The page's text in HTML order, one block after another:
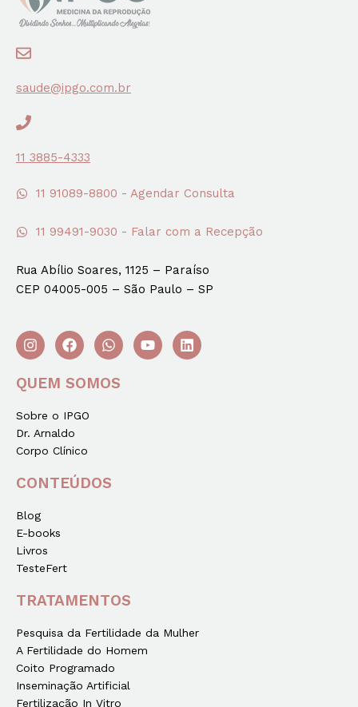
saude@ipgo.com.br
11 3885-4333
11 91089-8800 - Agendar Consulta
11 99491-9030 - Falar com a Recepção
Rua Abílio Soares, 1125 – Paraíso
CEP 04005-005 – São Paulo – SP
QUEM SOMOS
Sobre o IPGO
Dr. Arnaldo
Corpo Clínico
CONTEÚDOS
Blog
E-books
Livros
TesteFert
TRATAMENTOS
Pesquisa da Fertilidade da Mulher
A Fertilidade do Homem
Coito Programado
Inseminação Artificial
Fertilização In Vitro